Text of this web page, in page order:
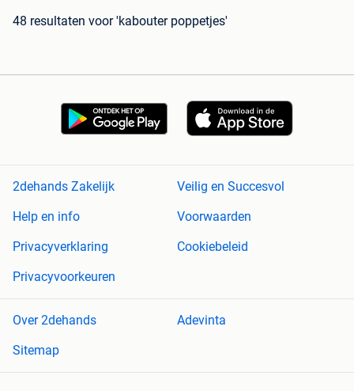
48 resultaten voor 'kabouter poppetjes'
2dehands Zakelijk
Veilig en Succesvol
Help en info
Voorwaarden
Privacyverklaring
Cookiebeleid
Privacyvoorkeuren
Over 2dehands
Adevinta
Sitemap